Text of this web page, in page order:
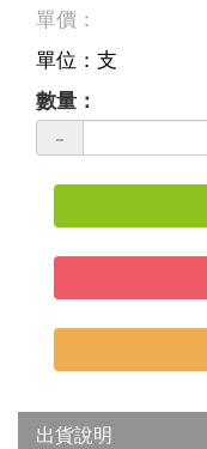
單價：
單位：支
數量：
－
出貨說明